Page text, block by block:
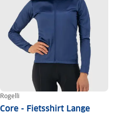
Rogelli
Core - Fietsshirt Lange